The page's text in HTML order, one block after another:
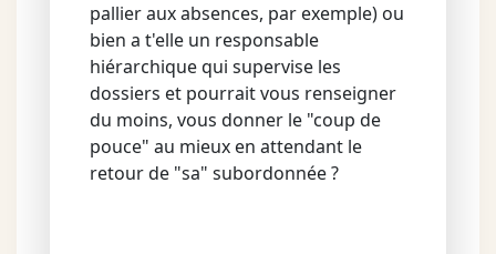
pallier aux absences, par exemple) ou
bien a t'elle un responsable
hiérarchique qui supervise les
dossiers et pourrait vous renseigner
du moins, vous donner le "coup de
pouce" au mieux en attendant le
retour de "sa" subordonnée ?